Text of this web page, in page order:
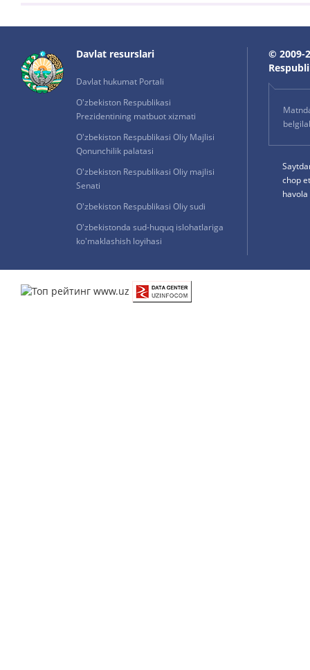
Davlat resurslari
Davlat hukumat Portali
O'zbekiston Respublikasi
Prezidentining matbuot xizmati
O'zbekiston Respublikasi Oliy Majlisi
Qonunchilik palatasi
O'zbekiston Respublikasi Oliy majlisi
Senati
O'zbekiston Respublikasi Oliy sudi
O'zbekistonda sud-huquq islohatlariga
ko'maklashish loyihasi
© 2009-
chop